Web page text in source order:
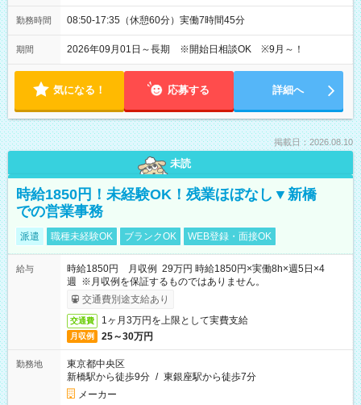
勤務時間 08:50-17:35（休憩60分）実働7時間45分
期間 2026年09月01日～長期 ※開始日相談OK ※9月～！
気になる！ 応募する 詳細へ
掲載日：2026.08.10
未読
時給1850円！未経験OK！残業ほぼなし▼新橋
での営業事務
派遣 職種未経験OK ブランクOK WEB登録・面接OK
給与
時給1850円 月収例 29万円 時給1850円×実働8h×週5日×4
週 ※月収例を保証するものではありません。
交通費別途支給あり
交通費 1ヶ月3万円を上限として実費支給
月収例 25～30万円
勤務地
東京都中央区
新橋駅から徒歩9分 / 東銀座駅から徒歩7分
メーカー